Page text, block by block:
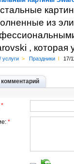
из
, которая
услуги > Праздники l 17/
*
*